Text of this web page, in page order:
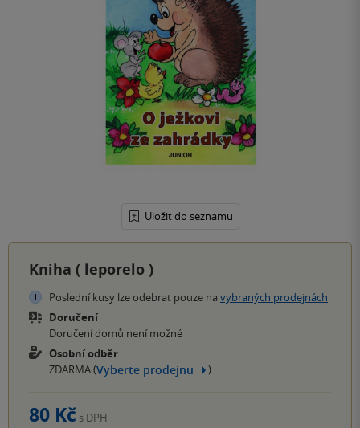
Uložit do seznamu
Kniha ( leporelo )
Poslední kusy lze odebrat pouze na vybraných prodejnách
Doručení
Doručení domů není možné
Osobní odběr
ZDARMA (Vyberte prodejnu )
80 Kč s DPH